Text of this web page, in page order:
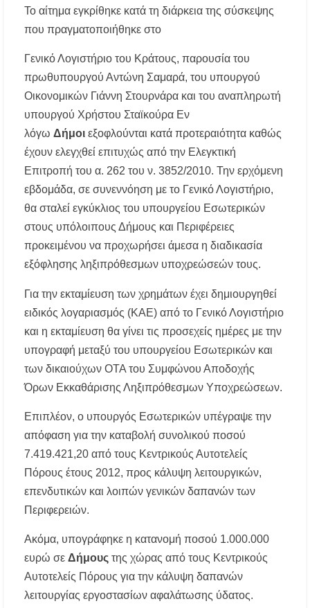
Μεταμόρφωση του Σωτήρος: Ο συμβολισμός
των σταφυλιών που ευλογούνται στις εκκλησίες
Μουσική Εκδήλωση της Φιλαρμονικής
Μεγάλης Παναγίας
Πτώση στις τιμές των καυσίμων: Κάτω από τα
2 ευρώ η αμόλυβδη μέσα στην εβδομάδα
ΔΥΠΑ: Νέες 8.000 θέσεις εργασίας για
ανέργους ηλικίας 55 έως 67 ετών – Στους
43.000 οι συνολικοί ωφελούμενοι
Δεκαπενταύγουστος 2026 στη Μεγάλη Παναγία
Χαλκιδικής – Το πρόγραμμα των ιερών
ακολουθιών
Η Φωτεινή Βελεσιώτου έρχεται στην
Ουρανούπολη για μια μοναδική συναυλία στον
«Τουρισμός για Όλους 2026-2027»: Άνοιξαν οι
ανά ΑΦΜ
Αναβαθμίζεται η πρόσβαση στο Δεβελίκι
Ιωάννης Γιώργος: «Εγκρίθηκε η λειτουργία
εκτός έδρας τμήματος Σ.Α.Ε.Κ. στον Πολύγυρο
– Ένα σημαντικό βήμα για την πλήρη
επαναλειτουργία της δομής»
Το αίτημα εγκρίθηκε κατά τη διάρκεια της σύσκεψης
που πραγματοποιήθηκε στο
Γενικό Λογιστήριο του Κράτους, παρουσία του
πρωθυπουργού Αντώνη Σαμαρά, του υπουργού
Οικονομικών Γιάννη Στουρνάρα και του αναπληρωτή
υπουργού Χρήστου Σταϊκούρα Εν
λόγωΔήμοι εξοφλούνται κατά προτεραιότητα καθώς
έχουν ελεγχθεί επιτυχώς από την Ελεγκτική
Επιτροπή του α. 262 του ν. 3852/2010. Την ερχόμενη
εβδομάδα, σε συνεννόηση με το Γενικό Λογιστήριο,
θα σταλεί εγκύκλιος του υπουργείου Εσωτερικών
στους υπόλοιπους Δήμους και Περιφέρειες
προκειμένου να προχωρήσει άμεσα η διαδικασία
εξόφλησης ληξιπρόθεσμων υποχρεώσεών τους.
Για την εκταμίευση των χρημάτων έχει δημιουργηθεί
ειδικός λογαριασμός (ΚΑΕ) από το Γενικό Λογιστήριο
και η εκταμίευση θα γίνει τις προσεχείς ημέρες με την
υπογραφή μεταξύ του υπουργείου Εσωτερικών και
των δικαιούχων ΟΤΑ του Συμφώνου Αποδοχής
Όρων Εκκαθάρισης Ληξιπρόθεσμων Υποχρεώσεων.
Επιπλέον, ο υπουργός Εσωτερικών υπέγραψε την
απόφαση για την καταβολή συνολικού ποσού
7.419.421,20 από τους Κεντρικούς Αυτοτελείς
Πόρους έτους 2012, προς κάλυψη λειτουργικών,
επενδυτικών και λοιπών γενικών δαπανών των
Περιφερειών.
Ακόμα, υπογράφηκε η κατανομή ποσού 1.000.000
ευρώ σεΔήμους της χώρας από τους Κεντρικούς
Αυτοτελείς Πόρους για την κάλυψη δαπανών
λειτουργίας εργοστασίων αφαλάτωσης ύδατος.